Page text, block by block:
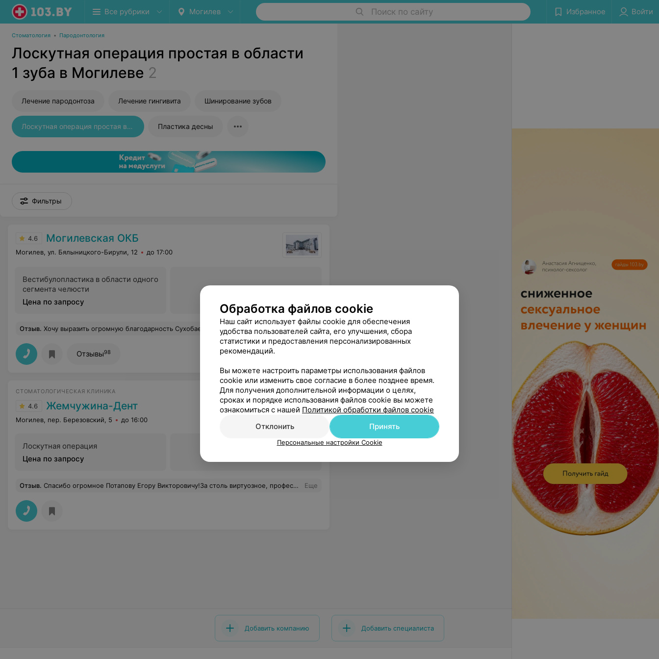
Все рубрики Могилев Поиск по сайту Избранное Войти
Стоматология • Пародонтология
Лоскутная операция простая в области
1 зуба в Могилеве 2
Лечение пародонтоза Лечение гингивита Шинирование зубов
Лоскутная операция простая в области 1 зуба Пластика десны
Фильтры
4.6 Могилевская ОКБ
Могилев, ул. Бялыницкого-Бирули, 12 до 17:00
Вестибулопластика в области одного
сегмента челюсти
Цена по запросу
Отзыв. Хочу выразить огромную благодарность Сухобаевскому Павлу Владимировичу! Это не просто великолепный профессионал своего дела, но и невероятно добрый, чуткий, внимательный человек. Я обратилась к нему с серьезной проблемой — болезнью колена. Павел Владимирович подошел к лечению с максимальной ответственностью, все подробно объяснил и помог мне справиться с недугом. Спасибо вам за ваши золотые руки, поддержку и возвращенную радость движения! Еще
Отзывы98
СТОМАТОЛОГИЧЕСКАЯ КЛИНИКА
4.6 Жемчужина-Дент
Могилев, пер. Березовский, 5 до 16:00
Лоскутная операция
Цена по запросу
Отзыв. Спасибо огромное Потапову Егору Викторовичу!За столь виртуозное, профессиональное удаление детского зубика! Мы просто под супер отличным впечатлением! Успехов Вам в своём деле! Спасибо! Еще
Добавить компанию Добавить специалиста
Обработка файлов cookie
Наш сайт использует файлы cookie для обеспечения
удобства пользователей сайта, его улучшения, сбора
статистики и предоставления персонализированных
рекомендаций.
Вы можете настроить параметры использования файлов
cookie или изменить свое согласие в более позднее время.
Для получения дополнительной информации о целях,
сроках и порядке использования файлов cookie вы можете
ознакомиться с нашей Политикой обработки файлов cookie
Отклонить
Принять
Персональные настройки Cookie